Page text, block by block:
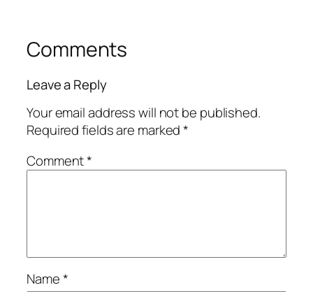
Comments
Leave a Reply
Your email address will not be published.
Required fields are marked*
Comment*
Name*